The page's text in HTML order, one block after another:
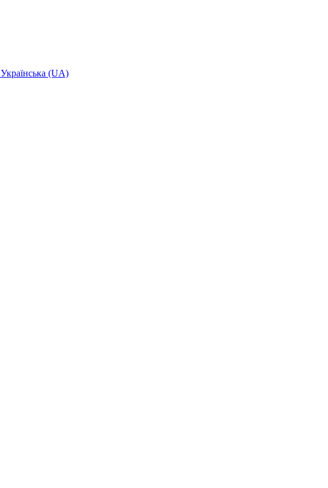
Українська (UA)